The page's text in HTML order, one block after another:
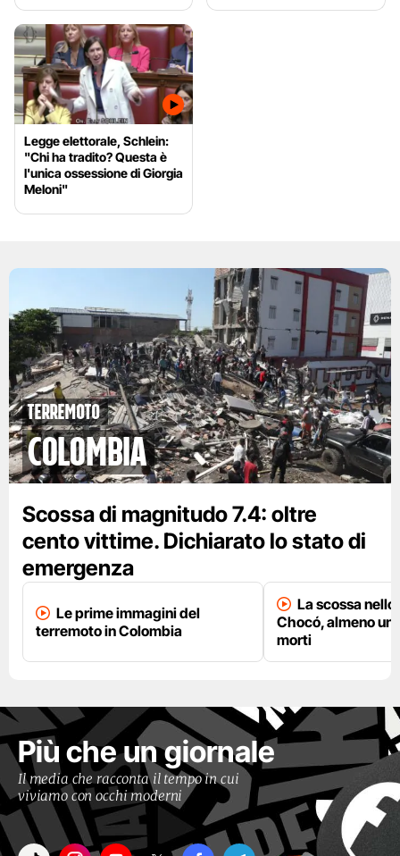
Legge elettorale, Schlein:
"Chi ha tradito? Questa è
l'unica ossessione di Giorgia
Meloni"
Terremoto
Colombia
Scossa di magnitudo 7.4: oltre
cento vittime. Dichiarato lo stato di
emergenza
Le prime immagini del
terremoto in Colombia
La scossa
Chocó, almeno
morti
Più che un giornale
Il media che racconta il tempo in cui
viviamo con occhi moderni